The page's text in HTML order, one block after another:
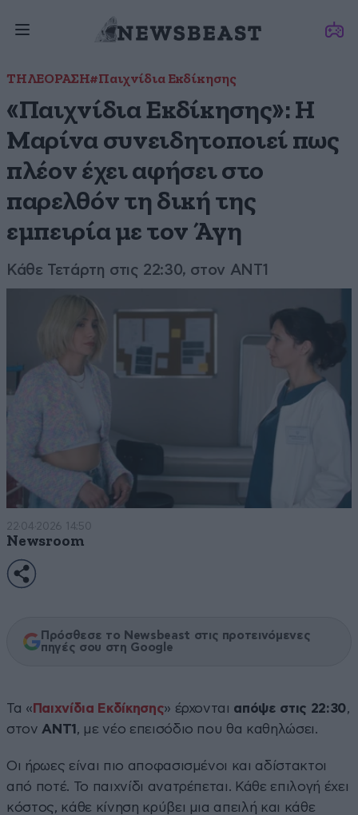
ΤΗΛΕΟΡΑΣΗ#Παιχνίδια Εκδίκησης
«Παιχνίδια Εκδίκησης»: H
Μαρίνα συνειδητοποιεί πως
πλέον έχει αφήσει στο
παρελθόν τη δική της
εμπειρία με τον Άγη
Κάθε Τετάρτη στις 22:30, στον ANT1
22·04·2026 14:50
Newsroom
Πρόσθεσε το Newsbeast στις προτεινόμενες
πηγές σου στη Google
Τα « Παιχνίδια Εκδίκησης» έρχονται απόψε στις 22:30,
στον ΑΝΤ1 , με νέο επεισόδιο που θα καθηλώσει.
Οι ήρωες είναι πιο αποφασισμένοι και αδίστακτοι
από ποτέ. Το παιχνίδι ανατρέπεται. Κάθε επιλογή έχει
κόστος, κάθε κίνηση κρύβει μια απειλή και κάθε